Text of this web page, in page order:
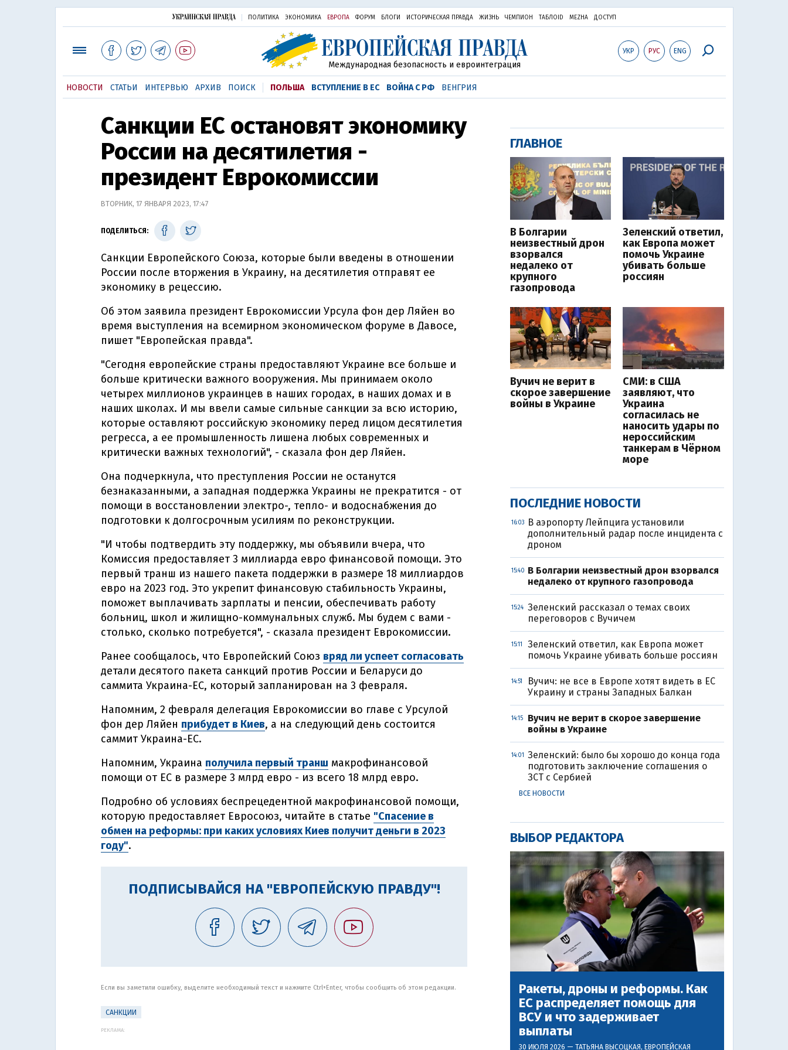
ПОЛИТИКА ЭКОНОМИКА ЕВРОПА ФОРУМ БЛОГИ ИСТОРИЧЕСКАЯ ПРАВДА ЖИЗНЬ ЧЕМПИОН ТАБЛОID MEZHA ДОСТУП
УКР РУС ENG
Международная безопасность и евроинтеграция
НОВОСТИ СТАТЬИ ИНТЕРВЬЮ АРХИВ ПОИСК ПОЛЬША ВСТУПЛЕНИЕ В ЕС ВОЙНА С РФ ВЕНГРИЯ
Санкции ЕС остановят экономику
России на десятилетия -
президент Еврокомиссии
ВТОРНИК, 17 ЯНВАРЯ 2023, 17:47
ПОДЕЛИТЬСЯ:
Санкции Европейского Союза, которые были введены в отношении
России после вторжения в Украину, на десятилетия отправят ее
экономику в рецессию.
Об этом заявила президент Еврокомиссии Урсула фон дер Ляйен во
время выступления на всемирном экономическом форуме в Давосе,
пишет "Европейская правда".
"Сегодня европейские страны предоставляют Украине все больше и
больше критически важного вооружения. Мы принимаем около
четырех миллионов украинцев в наших городах, в наших домах и в
наших школах. И мы ввели самые сильные санкции за всю историю,
которые оставляют российскую экономику перед лицом десятилетия
регресса, а ее промышленность лишена любых современных и
критически важных технологий", - сказала фон дер Ляйен.
Она подчеркнула, что преступления России не останутся
безнаказанными, а западная поддержка Украины не прекратится - от
помощи в восстановлении электро-, тепло- и водоснабжения до
подготовки к долгосрочным усилиям по реконструкции.
"И чтобы подтвердить эту поддержку, мы объявили вчера, что
Комиссия предоставляет 3 миллиарда евро финансовой помощи. Это
первый транш из нашего пакета поддержки в размере 18 миллиардов
евро на 2023 год. Это укрепит финансовую стабильность Украины,
поможет выплачивать зарплаты и пенсии, обеспечивать работу
больниц, школ и жилищно-коммунальных служб. Мы будем с вами -
столько, сколько потребуется", - сказала президент Еврокомиссии.
Ранее сообщалось, что Европейский Союз вряд ли успеет согласовать
детали десятого пакета санкций против России и Беларуси до
саммита Украина-ЕС, который запланирован на 3 февраля.
Напомним, 2 февраля делегация Еврокомиссии во главе с Урсулой
фон дер Ляйен прибудет в Киев, а на следующий день состоится
саммит Украина-ЕС.
Напомним, Украина получила первый транш макрофинансовой
помощи от ЕС в размере 3 млрд евро - из всего 18 млрд евро.
Подробно об условиях беспрецедентной макрофинансовой помощи,
которую предоставляет Евросоюз, читайте в статье "Спасение в
обмен на реформы: при каких условиях Киев получит деньги в 2023
году".
ПОДПИСЫВАЙСЯ НА "ЕВРОПЕЙСКУЮ ПРАВДУ"!
Если вы заметили ошибку, выделите необходимый текст и нажмите Ctrl+Enter, чтобы сообщить об этом редакции.
САНКЦИИ
РЕКЛАМА:
ГЛАВНОЕ
В Болгарии
неизвестный дрон
взорвался
недалеко от
крупного
газопровода
Зеленский ответил,
как Европа может
помочь Украине
убивать больше
россиян
Вучич не верит в
скорое завершение
войны в Украине
СМИ: в США
заявляют, что
Украина
согласилась не
наносить удары по
нероссийским
танкерам в Чёрном
море
ПОСЛЕДНИЕ НОВОСТИ
16:03
В аэропорту Лейпцига установили
дополнительный радар после инцидента с
дроном
15:40 В Болгарии неизвестный дрон взорвался
недалеко от крупного газопровода
15:24
Зеленский рассказал о темах своих
переговоров с Вучичем
15:11
Зеленский ответил, как Европа может
помочь Украине убивать больше россиян
14:51
Вучич: не все в Европе хотят видеть в ЕС
Украину и страны Западных Балкан
14:15
Вучич не верит в скорое завершение
войны в Украине
14:01
Зеленский: было бы хорошо до конца года
подготовить заключение соглашения о
ЗСТ с Сербией
ВСЕ НОВОСТИ
ВЫБОР РЕДАКТОРА
Ракеты, дроны и реформы. Как
ЕС распределяет помощь для
ВСУ и что задерживает
выплаты
30 ИЮЛЯ 2026 — ТАТЬЯНА ВЫСОЦКАЯ, ЕВРОПЕЙСКАЯ